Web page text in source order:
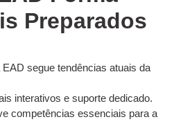
Preparados
segue tendências atuais da
interativos e suporte dedicado.
competências essenciais para a